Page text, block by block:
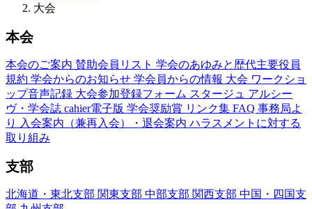
大会
本会
本会のご案内 賛助会員リスト 学会のあゆみと歴代主要役員
規約 学会からのお知らせ 学会員からの情報 大会 ワークショ
ップ音声記録 大会参加登録フォーム スタージュ アルシー
ヴ・学会誌 cahier電子版 学会奨励賞 リンク集 FAQ 事務局よ
り
入会案内（兼再入会）・退会案内 ハラスメントに対する
取り組み
支部
北海道・東北支部 関東支部 中部支部 関西支部 中国・四国支